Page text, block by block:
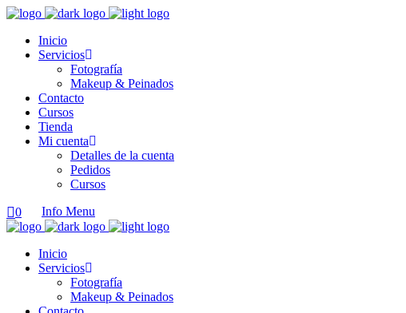
Inicio
Servicios
Fotografía
Makeup & Peinados
Contacto
Cursos
Tienda
Mi cuenta
Detalles de la cuenta
Pedidos
Cursos
0 Info Menu
Inicio
Servicios
Fotografía
Makeup & Peinados